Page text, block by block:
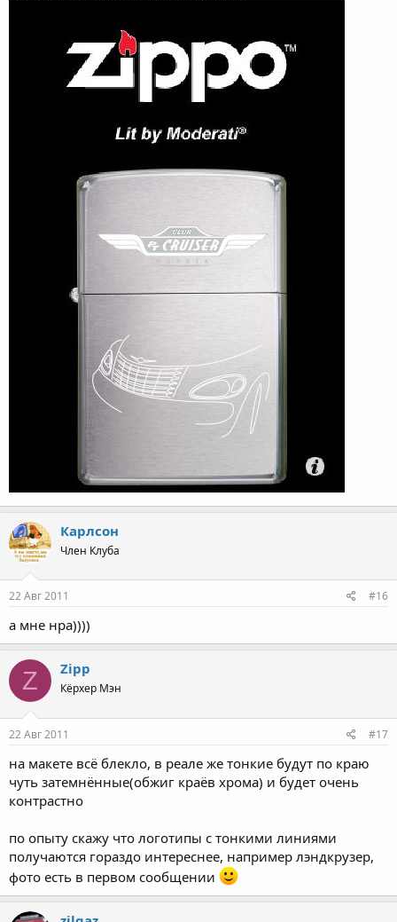
Карлсон
Член Клуба
22 Авг 2011 #16
а мне нра))))
Z Zipp
Кёрхер Мэн
22 Авг 2011 #17
на макете всё блекло, в реале же тонкие будут по краю
чуть затемнённые(обжиг краёв хрома) и будет очень
контрастно
по опыту скажу что логотипы с тонкими линиями
получаются гораздо интереснее, например лэндкрузер,
фото есть в первом сообщении